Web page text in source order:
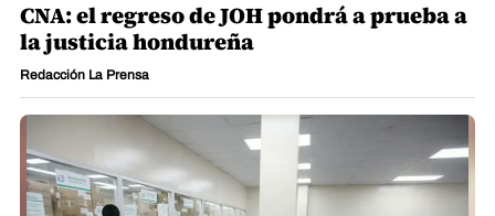
CNA: el regreso de JOH pondrá a prueba a
la justicia hondureña
Redacción La Prensa